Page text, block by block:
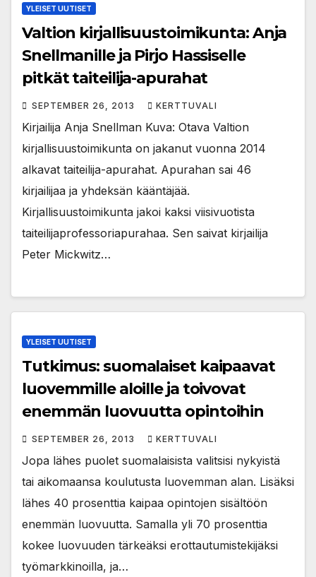
YLEISET UUTISET
Valtion kirjallisuustoimikunta: Anja
Snellmanille ja Pirjo Hassiselle
pitkät taiteilija-apurahat
SEPTEMBER 26, 2013 KERTTUVALI
Kirjailija Anja Snellman Kuva: Otava Valtion
kirjallisuustoimikunta on jakanut vuonna 2014
alkavat taiteilija-apurahat. Apurahan sai 46
kirjailijaa ja yhdeksän kääntäjää.
Kirjallisuustoimikunta jakoi kaksi viisivuotista
taiteilijaprofessoriapurahaa. Sen saivat kirjailija
Peter Mickwitz…
YLEISET UUTISET
Tutkimus: suomalaiset kaipaavat
luovemmille aloille ja toivovat
enemmän luovuutta opintoihin
SEPTEMBER 26, 2013 KERTTUVALI
Jopa lähes puolet suomalaisista valitsisi nykyistä
tai aikomaansa koulutusta luovemman alan. Lisäksi
lähes 40 prosenttia kaipaa opintojen sisältöön
enemmän luovuutta. Samalla yli 70 prosenttia
kokee luovuuden tärkeäksi erottautumistekijäksi
työmarkkinoilla, ja…